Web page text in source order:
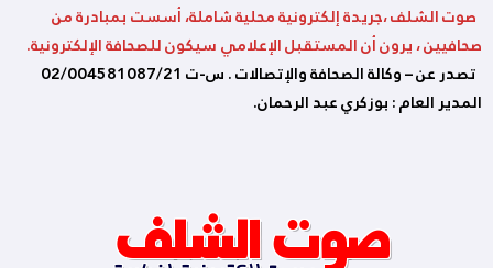
صوت الشلف ،جريدة إلكترونية محلية شاملة، أسست بمبادرة من
صحافيين ، يرون أن المستقبل الإعلامي سيكون للصحافة الإلكترونية.
تصدر عن – وكالة الصحافة والإتصالات . س-ت 02/004581087/21
المدير العام : بوزكري عبد الرحمان.